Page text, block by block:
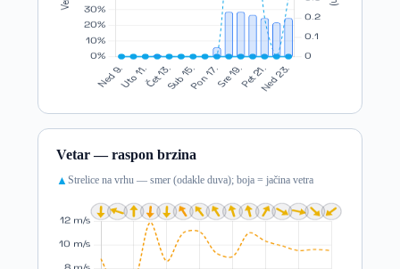
Vetar — raspon brzina
▲ Strelice na vrhu — smer (odakle duva); boja = jačina vetra